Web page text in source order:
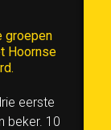
groepen
Hoornse
eerste
beker. 10